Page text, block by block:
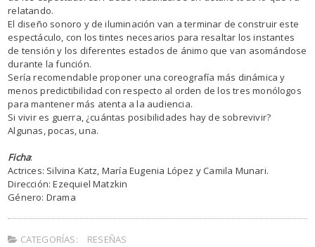
relatando.
El diseño sonoro y de iluminación van a terminar de construir este
espectáculo, con los tintes necesarios para resaltar los instantes
de tensión y los diferentes estados de ánimo que van asomándose
durante la función.
Sería recomendable proponer una coreografía más dinámica y
menos predictibilidad con respecto al orden de los tres monólogos
para mantener más atenta a la audiencia.
Si vivir es guerra, ¿cuántas posibilidades hay de sobrevivir?
Algunas, pocas, una.
Ficha:
Actrices: Silvina Katz, María Eugenia López y Camila Munari.
Dirección: Ezequiel Matzkin
Género: Drama
CATEGORÍAS: RESEÑAS